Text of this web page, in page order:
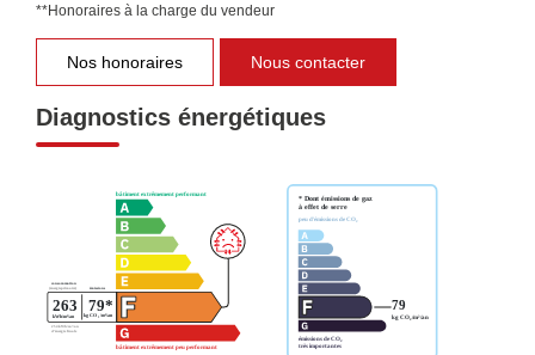
**Honoraires à la charge du vendeur
Nos honoraires Nous contacter
Diagnostics énergétiques